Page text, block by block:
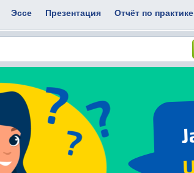
Эссе Презентация Отчёт по практике